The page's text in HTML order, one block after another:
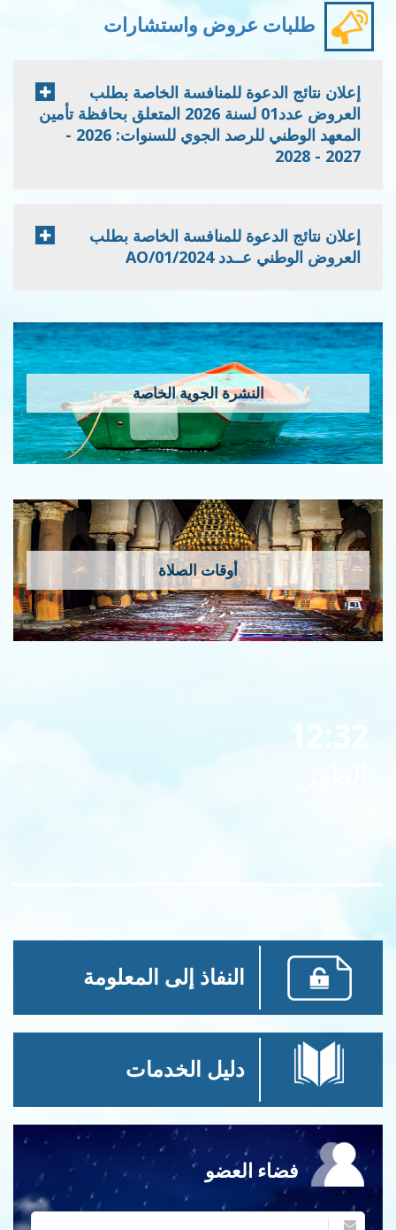
طلبات عروض واستشارات
إعلان نتائج الدعوة للمنافسة الخاصة بطلب
العروض عدد01 لسنة 2026 المتعلق بحافظة تأمين
المعهد الوطني للرصد الجوي للسنوات: 2026 -
2027 - 2028
إعلان نتائج الدعوة للمنافسة الخاصة بطلب
العروض الوطني عــدد 2024/AO/01
النشرة الجوية الخاصة
أوقات الصلاة
12:32
النفاذ إلى المعلومة
دليل الخدمات
فضاء العضو